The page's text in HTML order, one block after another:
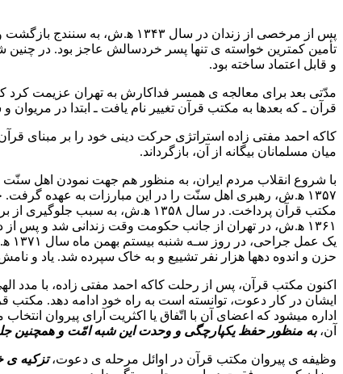
پس از مرخصی از زندان در
تأمین کمترین خواسته ی تنها پسر خردسالش عاجز بود. در
و قابل اعتماد ساخته بود.
قرآن ـ که بعدها به مکتب قرآن تغییر نام یافت ـ ابتدا در
کاکه احمد مفتی زاده استراتژی حرکت دینی خود را بر مبنای
میان مسلمانان بیگانه از آن، بازگرداند.
با شروع انقلاب مردم ایران، به منظور هم جهت نمودن اهل سنّت
۱۳۵۷ ﻫ.ش، رهبری اهل سنّت را در این مبارزات به عهده گرفت. چند ماه پس از پیروزی انقلاب و عبور از این
مکتب قرآن پرداخت. در سال
۱۳۶۱ ﻫ.ش، در تهران از جانب حکومت وقت زندانی شد و پس
حزن و اندوه دهها هزار نفر تشییع و به خاک سپرده شد. یاد و
اکنون مکتب قرآن، پس از رحلت کاکه احمد مفتی زاده، با مدد
ایشان در کار دعوت، توانسته است به راه خود ادامه دهد.
اداره میشود که اعضای آن با اتّفاق یا اکثریت آرای پیروان
آن،به منظور حفظ یکپارچگی و وحدت این شبه امّت و همچنین
وظیفه ی پیروان مکتب قرآن در اوائل مرحله ی دعوت،تزکیه ی